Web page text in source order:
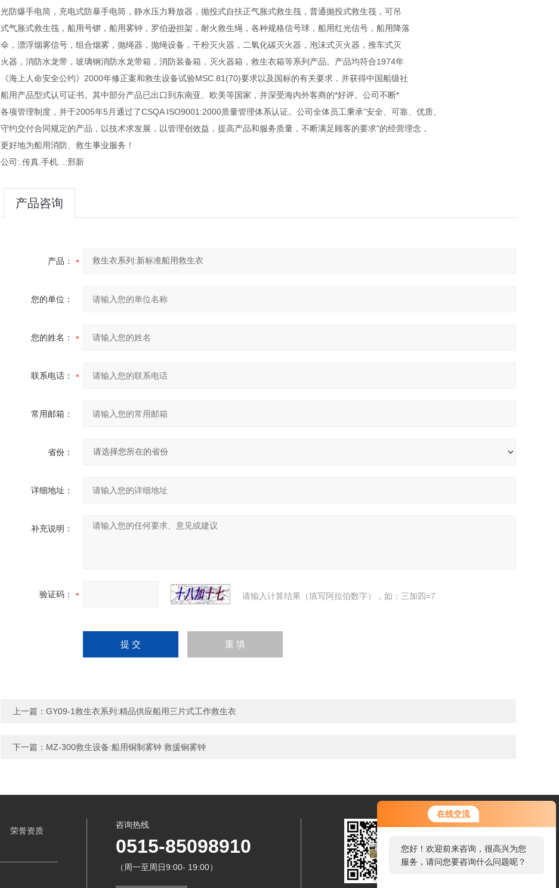
在线交流
您好！欢迎前来咨询，很高兴为您
服务，请问您要咨询什么问题呢？
光防爆手电筒，充电式防暴手电筒，静水压力释放器，抛投式自扶正气胀式救生筏，普通抛投式救生筏，可吊
式气胀式救生筏，船用号锣，船用雾钟，罗伯逊担架，耐火救生绳，各种规格信号球，船用红光信号，船用降落
伞，漂浮烟雾信号，组合烟雾，抛绳器，抛绳设备，干粉灭火器，二氧化碳灭火器，泡沫式灭火器，推车式灭
火器，消防水龙带，玻璃钢消防水龙带箱，消防装备箱，灭火器箱，救生衣箱等系列产品。产品均符合1974年
《海上人命安全公约》2000年修正案和救生设备试验MSC.81(70)要求以及国标的有关要求，并获得中国船级社
船用产品型式认可证书。其中部分产品已出口到东南亚、欧美等国家，并深受海内外客商的*好评。公司不断*
各项管理制度，并于2005年5月通过了CSQA ISO9001:2000质量管理体系认证。公司全体员工秉承"安全、可靠、优质、
守约交付合同规定的产品，以技术求发展，以管理创效益，提高产品和服务质量，不断满足顾客的要求"的经营理念，
更好地为船用消防、救生事业服务！
公司:.传真.手机. .:邢新
产品咨询
产品：
您的单位：
您的姓名：
联系电话：
常用邮箱：
省份：
详细地址：
补充说明：
验证码： 请输入计算结果（填写阿拉伯数字），如：三加四=7
上一篇： GY09-1救生衣系列:精品供应船用三片式工作救生衣
下一篇： MZ-300救生设备:船用铜制雾钟 救援锏雾钟
荣誉资质
咨询热线
0515-85098910
（周一至周日9:00- 19:00）